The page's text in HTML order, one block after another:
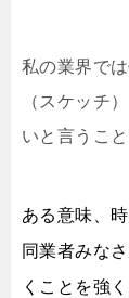
私の業界で
（スケッチ
いと言うこと
ある意味、
同業者みな
くことを強